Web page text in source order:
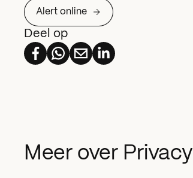
Alert online
Deel op
Meer over Privacy